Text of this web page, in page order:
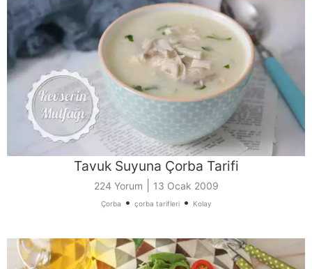
Tavuk Suyuna Çorba Tarifi
224 Yorum 13 Ocak 2009
Çorba • çorba tarifleri• Kolay